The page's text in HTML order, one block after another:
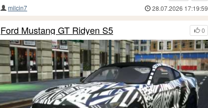
milcin7
28.07.2026 17:19:59
0
Ford Mustang GT Ridyen S5